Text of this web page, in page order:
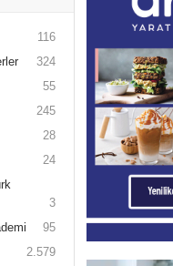
116
324
55
245
28
24
3
95
2.579